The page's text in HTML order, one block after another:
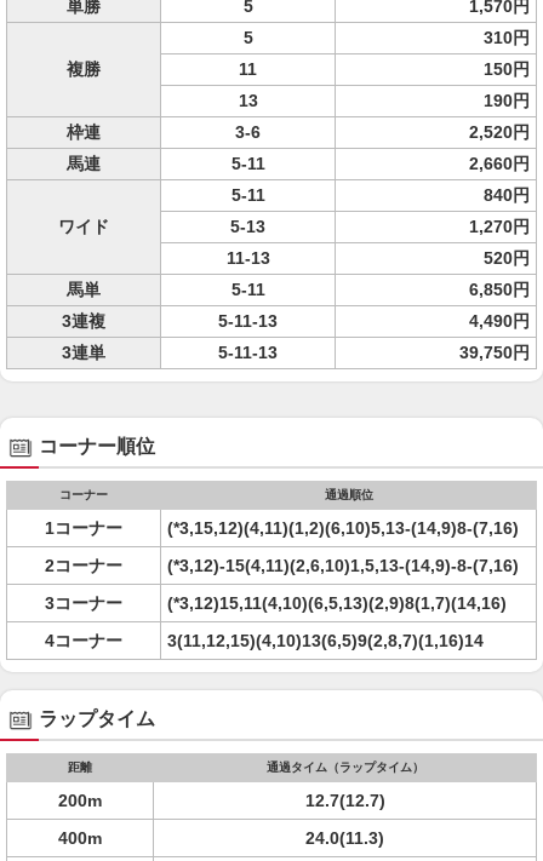
単勝 5 1,570円
複勝
5
310円
11
150円
13
190円
枠連
3-6
2,520円
馬連
5-11 2,660円
ワイド
5-11
840円
5-13
1,270円
11-13
520円
馬単
5-11
6,850円
3連複
5-11-13
4,490円
3連単
5-11-13 39,750円
コーナー順位
コーナー 通過順位
1コーナー
(*3,15,12)(4,11)(1,2)(6,10)5,13-(14,9)8-(7,16)
2コーナー
(*3,12)-15(4,11)(2,6,10)1,5,13-(14,9)-8-(7,16)
3コーナー
(*3,12)15,11(4,10)(6,5,13)(2,9)8(1,7)(14,16)
4コーナー
3(11,12,15)(4,10)13(6,5)9(2,8,7)(1,16)14
ラップタイム
距離 通過タイム（ラップタイム）
200m
12.7(12.7)
400m
24.0(11.3)